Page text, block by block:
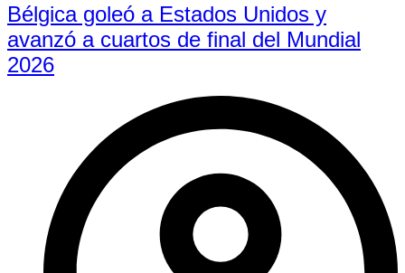
Bélgica goleó a Estados Unidos y
avanzó a cuartos de final del Mundial
2026